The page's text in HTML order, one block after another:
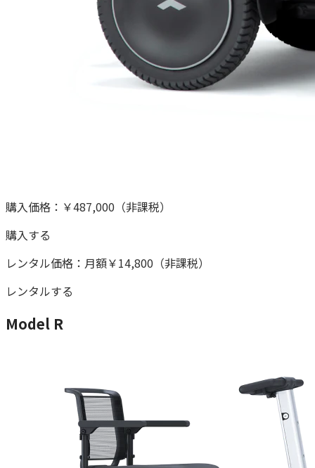
購入価格： ￥487,000 （非課税）
購入する
レンタル価格： 月額￥14,800 （非課税）
レンタルする
Model R